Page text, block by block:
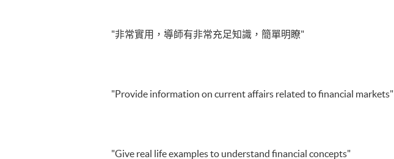
"非常實用，導師有非常充足知識，簡單明瞭"
"Provide information on current affairs related to financial markets"
"Give real life examples to understand financial concepts"